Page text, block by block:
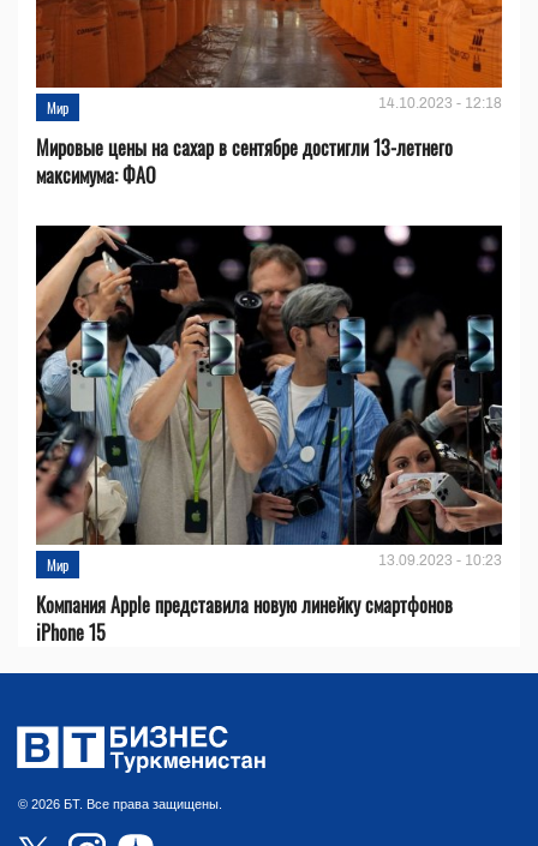
Мир 14.10.2023 - 12:18
Мировые цены на сахар в сентябре достигли 13-летнего
максимума: ФАО
Мир 13.09.2023 - 10:23
Компания Apple представила новую линейку смартфонов
iPhone 15
© 2026 БТ. Все права защищены.